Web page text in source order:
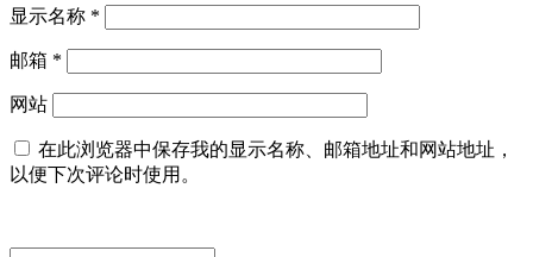
显示名称 *
邮箱 *
网站
在此浏览器中保存我的显示名称、邮箱地址和网站地址，
以便下次评论时使用。